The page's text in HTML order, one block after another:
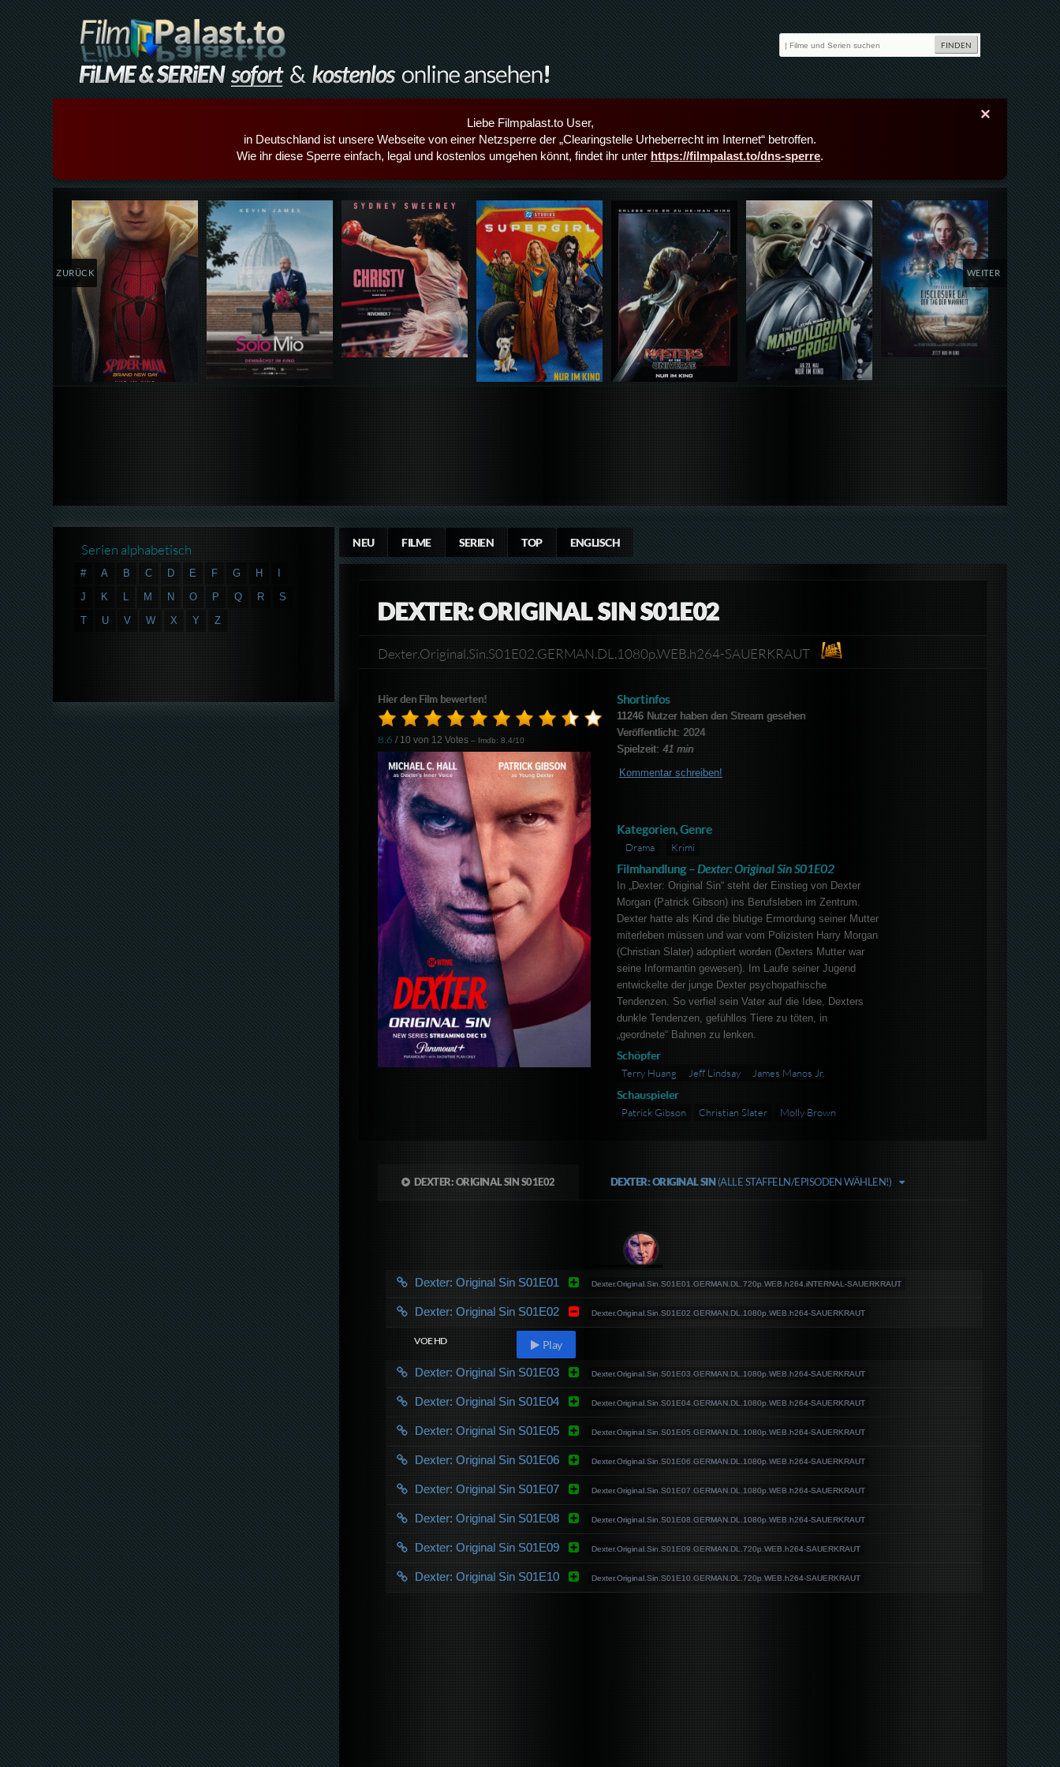
×
Liebe Filmpalast.to User,
in Deutschland ist unsere Webseite von einer Netzsperre der „Clearingstelle Urheberrecht im Internet“ betroffen.
Wie ihr diese Sperre einfach, legal und kostenlos umgehen könnt, findet ihr unter https://filmpalast.to/dns-sperre.
Details,Play Details,Play Details,Play Details,Play Details,Play Details,Play Details,Play
ZURÜCK WEITER
NEU FILME SERIEN TOP ENGLISCH
DEXTER: ORIGINAL SIN S01E02
Dexter.Original.Sin.S01E02.GERMAN.DL.1080p.WEB.h264-SAUERKRAUT
Hier den Film bewerten!
8.6 / 10 von 12 Votes – Imdb: 8.4/10
Shortinfos
11246Nutzer haben den Stream gesehen
Veröffentlicht: 2024
Spielzeit: 41 min
Kommentar schreiben!
Kategorien, Genre
Drama Krimi
Filmhandlung – Dexter: Original Sin S01E02
In „Dexter: Original Sin“ steht der Einstieg von Dexter
Morgan (Patrick Gibson) ins Berufsleben im Zentrum.
Dexter hatte als Kind die blutige Ermordung seiner Mutter
miterleben müssen und war vom Polizisten Harry Morgan
(Christian Slater) adoptiert worden (Dexters Mutter war
seine Informantin gewesen). Im Laufe seiner Jugend
entwickelte der junge Dexter psychopathische
Tendenzen. So verfiel sein Vater auf die Idee, Dexters
dunkle Tendenzen, gefühllos Tiere zu töten, in
„geordnete“ Bahnen zu lenken.
Schöpfer
Terry Huang Jeff Lindsay James Manos Jr.
Schauspieler
Patrick Gibson Christian Slater Molly Brown
DEXTER: ORIGINAL SIN S01E02 DEXTER: ORIGINAL SIN(ALLE STAFFELN/EPISODEN WÄHLEN!)
Dexter: Original Sin S01E01 Dexter.Original.Sin.S01E01.GERMAN.DL.720p.WEB.h264.iNTERNAL-SAUERKRAUT
Dexter: Original Sin S01E02 Dexter.Original.Sin.S01E02.GERMAN.DL.1080p.WEB.h264-SAUERKRAUT
VOE HD Play
Dexter: Original Sin S01E03 Dexter.Original.Sin.S01E03.GERMAN.DL.1080p.WEB.h264-SAUERKRAUT
Dexter: Original Sin S01E04 Dexter.Original.Sin.S01E04.GERMAN.DL.1080p.WEB.h264-SAUERKRAUT
Dexter: Original Sin S01E05 Dexter.Original.Sin.S01E05.GERMAN.DL.1080p.WEB.h264-SAUERKRAUT
Dexter: Original Sin S01E06 Dexter.Original.Sin.S01E06.GERMAN.DL.1080p.WEB.h264-SAUERKRAUT
Dexter: Original Sin S01E07 Dexter.Original.Sin.S01E07.GERMAN.DL.1080p.WEB.h264-SAUERKRAUT
Dexter: Original Sin S01E08 Dexter.Original.Sin.S01E08.GERMAN.DL.1080p.WEB.h264-SAUERKRAUT
Dexter: Original Sin S01E09 Dexter.Original.Sin.S01E09.GERMAN.DL.720p.WEB.h264-SAUERKRAUT
Dexter: Original Sin S01E10 Dexter.Original.Sin.S01E10.GERMAN.DL.720p.WEB.h264-SAUERKRAUT
Serien alphabetisch
# A B C D E F G H
J
K L M N O P Q R
S
T
U V W X Y Z